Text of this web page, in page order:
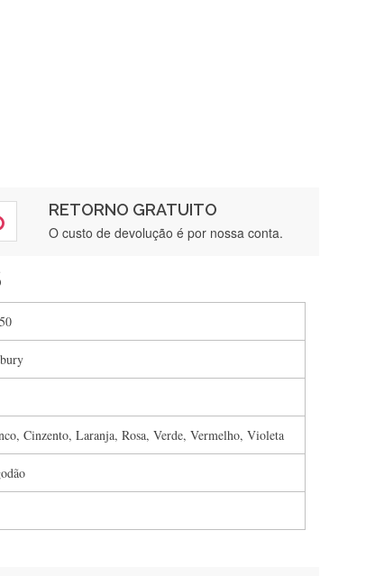
RETORNO GRATUITO
O custo de devolução é por nossa conta.
Cinzento, Laranja, Rosa, Verde, Vermelho, Violeta